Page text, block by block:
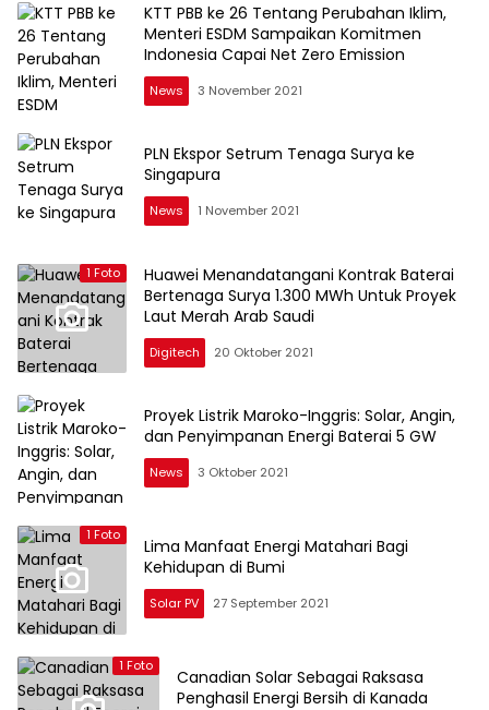
KTT PBB ke 26 Tentang Perubahan Iklim,
Menteri ESDM Sampaikan Komitmen
Indonesia Capai Net Zero Emission
News 3 November 2021
PLN Ekspor Setrum Tenaga Surya ke
Singapura
News 1 November 2021
1 Foto
Huawei Menandatangani Kontrak Baterai
Bertenaga Surya 1.300 MWh Untuk Proyek
Laut Merah Arab Saudi
Digitech 20 Oktober 2021
Proyek Listrik Maroko-Inggris: Solar, Angin,
dan Penyimpanan Energi Baterai 5 GW
News 3 Oktober 2021
1 Foto
Lima Manfaat Energi Matahari Bagi
Kehidupan di Bumi
Solar PV 27 September 2021
1 Foto
Canadian Solar Sebagai Raksasa
Penghasil Energi Bersih di Kanada